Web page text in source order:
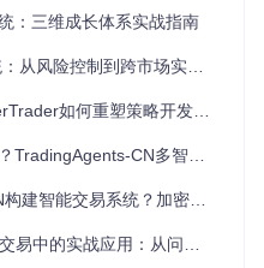
时间维度则涵盖从5分钟到
量化市场波动性，为头寸管
开始，例如：5分钟周期的E
，配合RSI（相对强弱指数）
，可逐步引入更复杂的指标
：三维成长体系实战指南
风险控制到跨市场实战指南
如何重塑策略开发全流程
CN多智能体协作框架实战指南
系统？加密货币分析效率提升指南
战应用：从问题诊断到价值落地